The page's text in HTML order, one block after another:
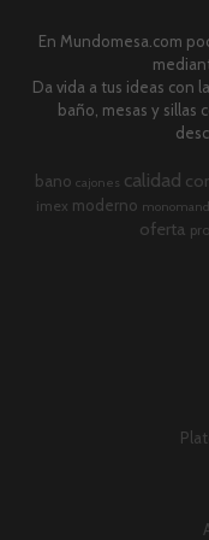
En Mundomesa.com
Da vida a tus ideas con
baño, mesas y sillas
bano cajones calidad
imex moderno
oferta